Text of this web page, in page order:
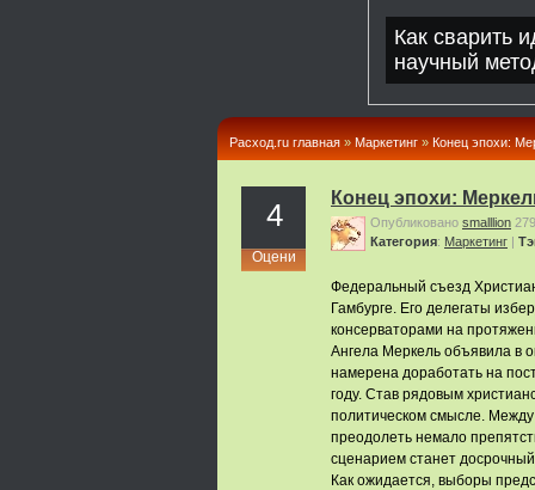
Расход.ru главная » Маркетинг » Конец эпохи:
4
Оцени
Конец эпохи:
Опубликовано smalllion
Категория: Маркетинг |
Федеральный съезд
Гамбурге. Его делегаты
консерваторами на
Ангела Меркель объявила в
намерена доработать на
году. Став рядовым
политическом смысле.
преодолеть немало
сценарием станет
Как ожидается, выборы